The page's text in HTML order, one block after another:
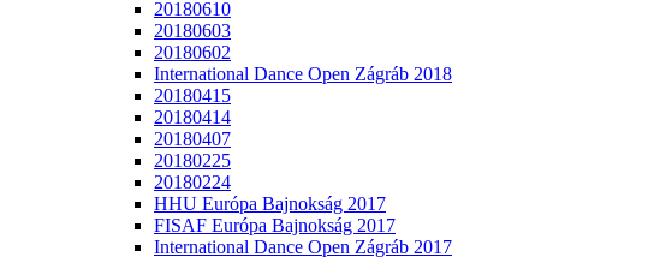
20180610
20180603
20180602
International Dance Open Zágráb 2018
20180415
20180414
20180407
20180225
20180224
HHU Európa Bajnokság 2017
FISAF Európa Bajnokság 2017
International Dance Open Zágráb 2017